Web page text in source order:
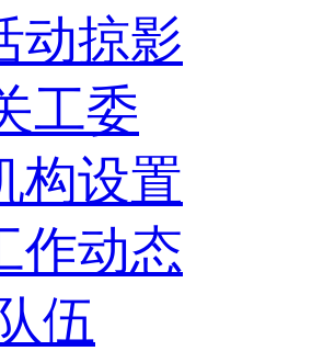
动掠影
工委
构设置
作动态
伍